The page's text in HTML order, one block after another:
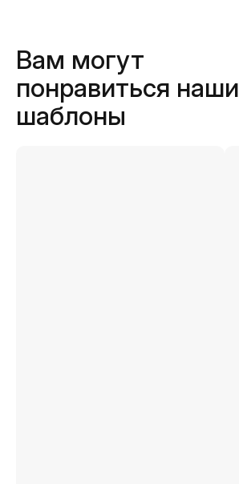
Вам могут
понравиться наши
шаблоны